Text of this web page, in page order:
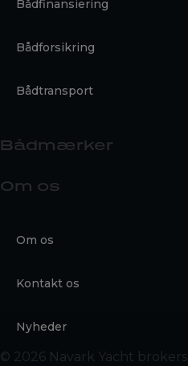
Bådfinansiering
Bådforsikring
Bådtransport
Bådmærker
Om os
Om os
Kontakt os
Nyheder
© 2026 Navark Yacht brokers